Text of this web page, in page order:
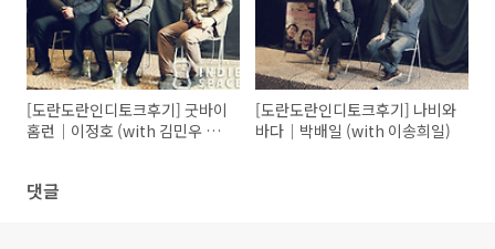
[도란도란인디토크후기] 굿바이
홈런│이정호 (with 김민우 코
[도란도란인디토크후기] 나비와
바다│박배일 (with 이송희일)
댓글